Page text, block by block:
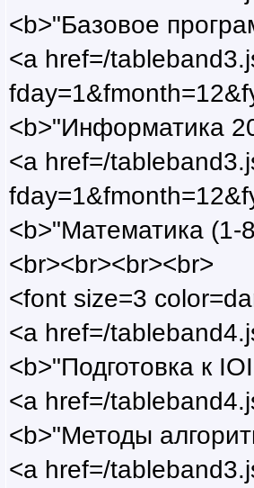
<b>"Базовое
<a href=/
<b>"Информатика
<a href=/
<b>"Математика (1-
<br><br><br><br>
<font size=3
<a href=/
<b>"Подготовка к
<a href=/
<b>"Методы
<a href=/